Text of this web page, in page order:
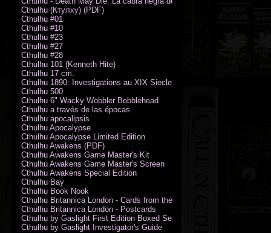
Cthulhu (Ктулху) (PDF)
Cthulhu #01
Cthulhu #10
Cthulhu #23
Cthulhu #27
Cthulhu #28
Cthulhu 101 (Kenneth Hite)
Cthulhu 17 cm.
Cthulhu 1890: Investigations au XIX Siecle
Cthulhu 500
Cthulhu 6" Wacky Wobbler Bobblehead
Cthulhu a través de las épocas
Cthulhu apocalipsis
Cthulhu Apocalypse
Cthulhu Apocalypse Limited Edition
Cthulhu Awakens (PDF)
Cthulhu Awakens Game Master's Kit
Cthulhu Awakens Game Master's Screen
Cthulhu Awakens Special Edition
Cthulhu Bay
Cthulhu Book Nook
Cthulhu Britannica London - Cards from the Smoke
Cthulhu Britannica London - Postcards
Cthulhu by Gaslight First Edition Boxed Set
Cthulhu by Gaslight Investigator's Guide